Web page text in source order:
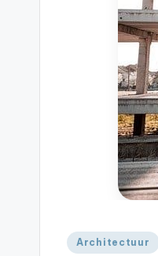
Geplaatst
Architectuur